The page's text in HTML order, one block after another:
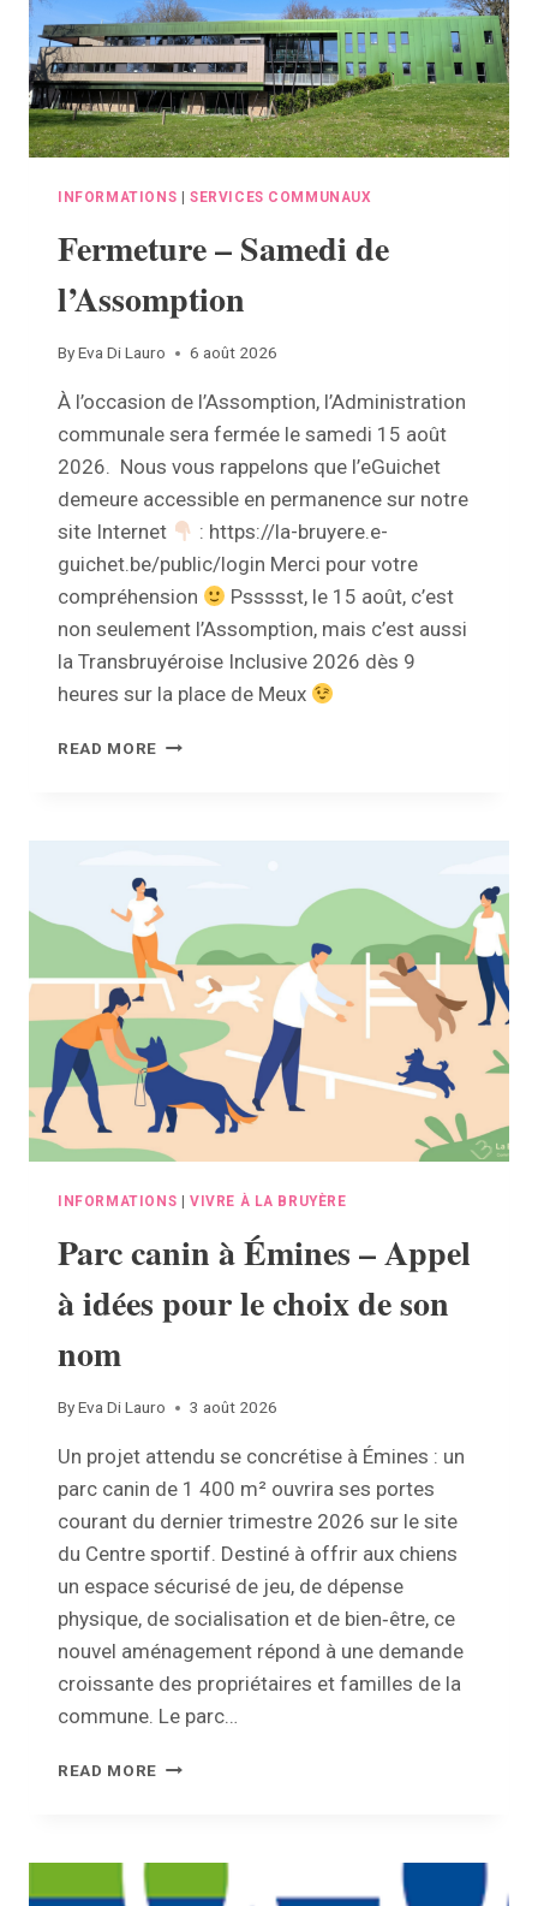
INFORMATIONS | SERVICES COMMUNAUX
Fermeture – Samedi de
l’Assomption
ByEva Di Lauro 6 août 2026
À l’occasion de l’Assomption, l’Administration
communale sera fermée le samedi 15 août
2026. Nous vous rappelons que l’eGuichet
demeure accessible en permanence sur notre
site Internet
: https://la-bruyere.e-
guichet.be/public/login Merci pour votre
compréhension
Pssssst, le 15 août, c’est
non seulement l’Assomption, mais c’est aussi
la Transbruyéroise Inclusive 2026 dès 9
heures sur la place de Meux
READ MORE FERMETURE
INFORMATIONS | VIVRE À LA BRUYÈRE
Parc canin à Émines – Appel
à idées pour le choix de son
nom
ByEva Di Lauro 3 août 2026
Un projet attendu se concrétise à Émines : un
parc canin de 1 400 m² ouvrira ses portes
courant du dernier trimestre 2026 sur le site
du Centre sportif. Destiné à offrir aux chiens
un espace sécurisé de jeu, de dépense
physique, de socialisation et de bien‑être, ce
nouvel aménagement répond à une demande
croissante des propriétaires et familles de la
commune. Le parc…
READ MORE PARC
–
APPEL